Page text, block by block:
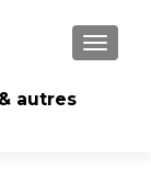
autres